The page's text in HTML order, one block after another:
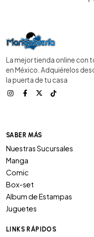
La mejor tienda online con
en México. Adquiérelos
la puerta de tu casa
SABER MÁS
Nuestras Sucursales
Manga
Comic
Box-set
Album de Estampas
Juguetes
LINKS RÁPIDOS